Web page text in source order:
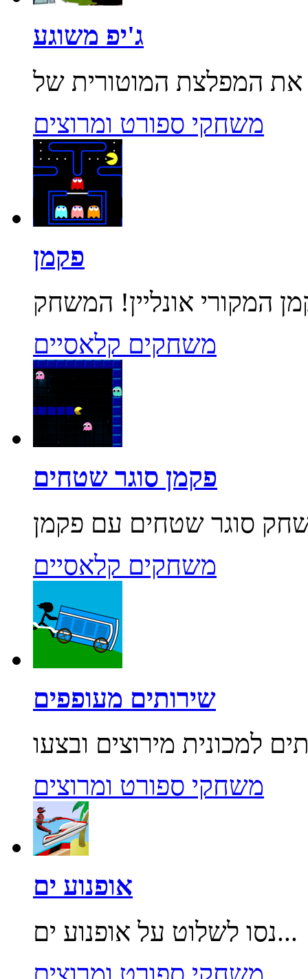
ג'יפ משוגע
משחקי ספורט ומרוצים
פקמן
משחקים קלאסיים
פקמן סוגר שטחים
משחקים קלאסיים
שירותים מעופפים
משחקי ספורט ומרוצים
אופנוע ים
נסו לשלוט על אופנוע ים...